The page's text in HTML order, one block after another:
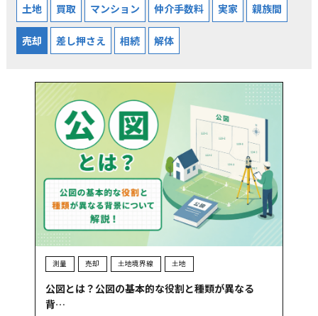
土地 買取 マンション 仲介手数料 実家 親族間
売却 差し押さえ 相続 解体
測量 売却 土地境界線 土地
公図とは？公図の基本的な役割と種類が異なる
背…